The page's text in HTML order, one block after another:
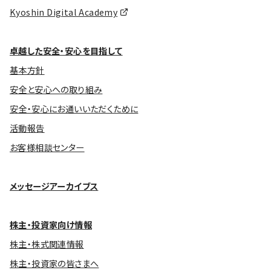
Kyoshin Digital Academy
卓越した安全・安心を目指して
基本方針
安全と安心への取り組み
安全・安心にお通いいただくために
活動報告
お客様相談センター
メッセージアーカイブス
株主・投資家向け情報
株主・株式関連情報
株主・投資家の皆さまへ